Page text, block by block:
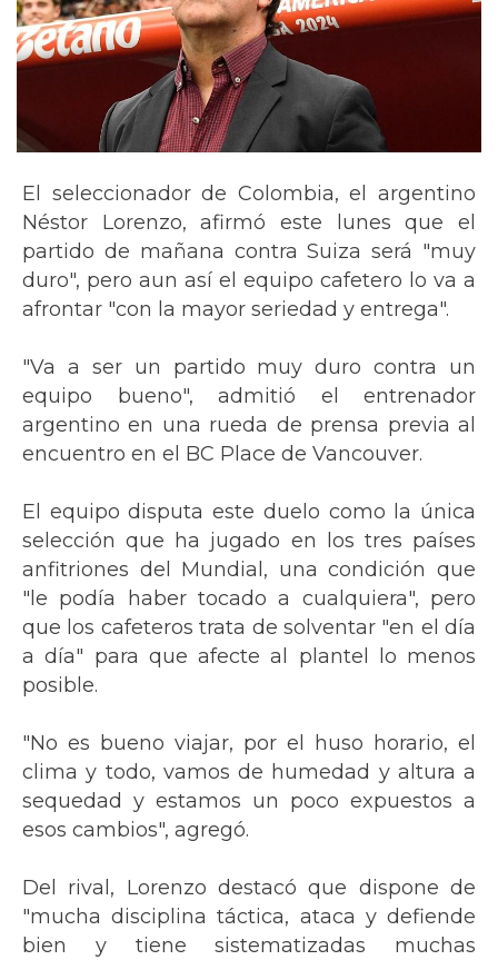
El seleccionador de Colombia, el argentino
Néstor Lorenzo, afirmó este lunes que el
partido de mañana contra Suiza será "muy
duro", pero aun así el equipo cafetero lo va a
afrontar "con la mayor seriedad y entrega".
"Va a ser un partido muy duro contra un
equipo bueno", admitió el entrenador
argentino en una rueda de prensa previa al
encuentro en el BC Place de Vancouver.
El equipo disputa este duelo como la única
selección que ha jugado en los tres países
anfitriones del Mundial, una condición que
"le podía haber tocado a cualquiera", pero
que los cafeteros trata de solventar "en el día
a día" para que afecte al plantel lo menos
posible.
"No es bueno viajar, por el huso horario, el
clima y todo, vamos de humedad y altura a
sequedad y estamos un poco expuestos a
esos cambios", agregó.
Del rival, Lorenzo destacó que dispone de
"mucha disciplina táctica, ataca y defiende
bien y tiene sistematizadas muchas